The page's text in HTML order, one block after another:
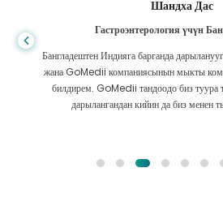
Шандха Дас
Гастроэнтерология үчүн
Бангладештен Индияга барганда
жана GoMedii компаниясынын мыкты
билдирем. GoMedii тандоодо биз туура
дарылангандан кийин да биз менен